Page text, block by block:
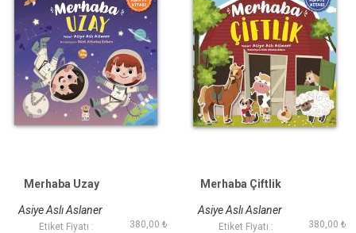
Merhaba Uzay
Asiye Aslı Aslaner
Etiket Fiyatı : 380,00 ₺
Merhaba Çiftlik
Asiye Aslı Aslaner
Etiket Fiyatı : 380,00 ₺